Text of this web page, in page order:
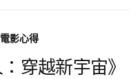
影心得
穿越新宇宙》